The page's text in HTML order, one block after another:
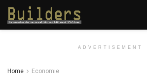
ADVERTISEMENT
Home Economie